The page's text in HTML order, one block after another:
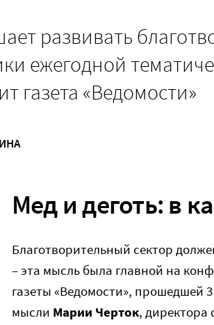
развивать
ежегодной
газета «Ведомости»
Мед и деготь: в
Благотворительный сектор
– эта мысль была главной на
газеты «Ведомости», прошедшей
мысли Марии Черток,